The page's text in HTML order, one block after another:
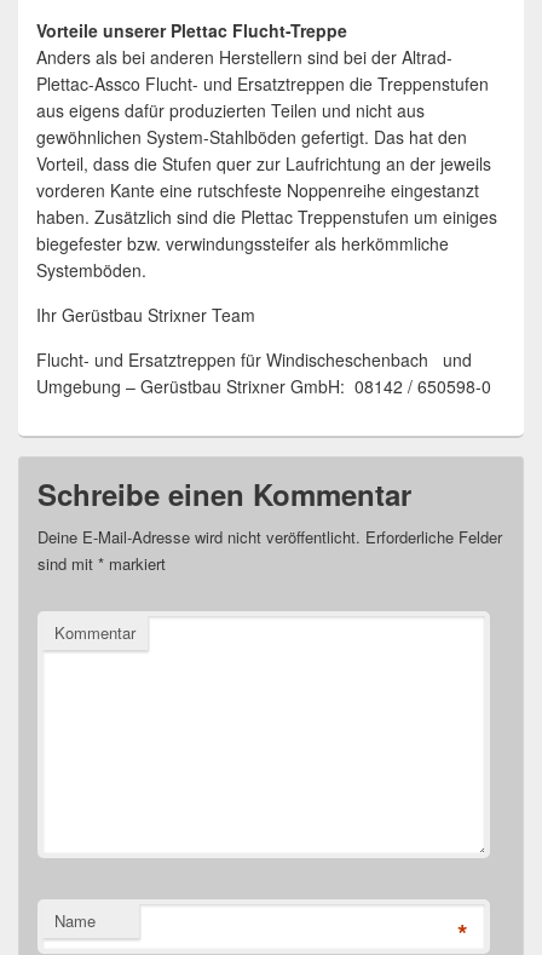
Vorteile unserer Plettac Flucht-Treppe
Anders als bei anderen Herstellern sind bei der Altrad-
Plettac-Assco Flucht- und Ersatztreppen die Treppenstufen
aus eigens dafür produzierten Teilen und nicht aus
gewöhnlichen System-Stahlböden gefertigt. Das hat den
Vorteil, dass die Stufen quer zur Laufrichtung an der jeweils
vorderen Kante eine rutschfeste Noppenreihe eingestanzt
haben. Zusätzlich sind die Plettac Treppenstufen um einiges
biegefester bzw. verwindungssteifer als herkömmliche
Systemböden.
Ihr Gerüstbau Strixner Team
Flucht- und Ersatztreppen für Windischeschenbach und
Umgebung – Gerüstbau Strixner GmbH: 08142 / 650598-0
Schreibe einen Kommentar
Deine E-Mail-Adresse wird nicht veröffentlicht. Erforderliche Felder
sind mit * markiert
Kommentar
Name *